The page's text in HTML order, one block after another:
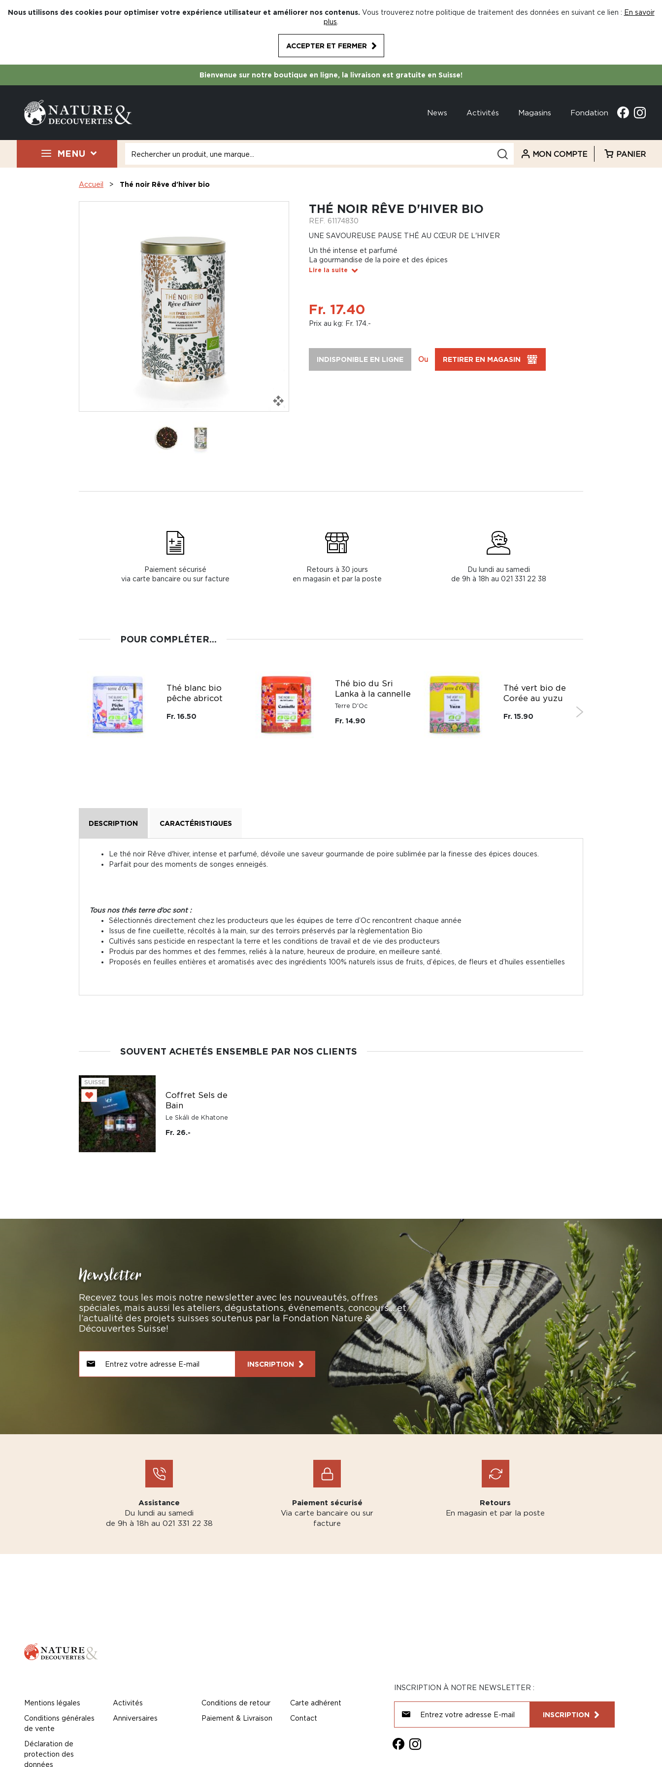
Nous utilisons des cookies pour optimiser votre expérience utilisateur et améliorer nos contenus. Vous trouverez notre politique de traitement des données en suivant ce lien : En savoir
plus
ACCEPTER ET FERMER
Bienvenue sur notre boutique en ligne, la livraison est gratuite en Suisse!
News Activités Magasins Fondation
MENU MON COMPTE PANIER
Accueil Thé noir Rêve d'hiver bio
THÉ NOIR RÊVE D'HIVER BIO
REF. 61174830
UNE SAVOUREUSE PAUSE THÉ AU CŒUR DE L'HIVER
Un thé intense et parfumé
La gourmandise de la poire et des épices
Lire la suite
Fr. 17.40
Prix au kg: Fr. 174.-
INDISPONIBLE EN LIGNE Ou RETIRER EN MAGASIN
Paiement sécurisé
via carte bancaire ou sur facture
Retours à 30 jours
en magasin et par la poste
Du lundi au samedi
de 9h à 18h au 021 331 22 38
POUR COMPLÉTER...
Thé blanc bio
pêche abricot
Fr. 16.50
Thé bio du Sri
Lanka à la cannelle
Terre D'Oc
Fr. 14.90
Thé vert bio de
Corée au yuzu
Fr. 15.90
DESCRIPTION CARACTÉRISTIQUES
Le thé noir Rêve d'hiver, intense et parfumé, dévoile une saveur gourmande de poire sublimée par la finesse des épices douces.
Parfait pour des moments de songes enneigés.
Tous nos thés terre d’oc sont :
Sélectionnés directement chez les producteurs que les équipes de terre d’Oc rencontrent chaque année
Issus de fine cueillette, récoltés à la main, sur des terroirs préservés par la règlementation Bio
Cultivés sans pesticide en respectant la terre et les conditions de travail et de vie des producteurs
Produis par des hommes et des femmes, reliés à la nature, heureux de produire, en meilleure santé.
Proposés en feuilles entières et aromatisés avec des ingrédients 100% naturels issus de fruits, d’épices, de fleurs et d’huiles essentielles
SOUVENT ACHETÉS ENSEMBLE PAR NOS CLIENTS
SUISSE
Coffret Sels de
Bain
Le Skáli de Khatone
Fr. 26.-
Newsletter
Recevez tous les mois notre newsletter avec les nouveautés, offres
spéciales, mais aussi les ateliers, dégustations, événements, concours… et
l’actualité des projets suisses soutenus par la Fondation Nature &
Découvertes Suisse!
INSCRIPTION
Assistance
Du lundi au samedi
de 9h à 18h au 021 331 22 38
Paiement sécurisé
Via carte bancaire ou sur
facture
Retours
En magasin et par la poste
Mentions légales
Conditions générales
de vente
Déclaration de
protection des
données
Activités
Anniversaires
Conditions de retour
Paiement & Livraison
Carte adhérent
Contact
INSCRIPTION À NOTRE NEWSLETTER :
INSCRIPTION